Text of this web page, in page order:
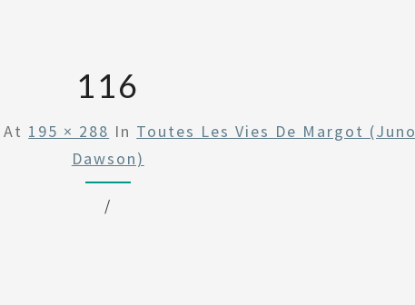
116
At 195 × 288 In Toutes Les Vies De Margot (Juno
Dawson)
/